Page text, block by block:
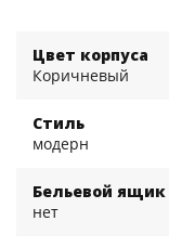
Цвет корпуса
Коричневый
Стиль
модерн
Бельевой ящик
нет